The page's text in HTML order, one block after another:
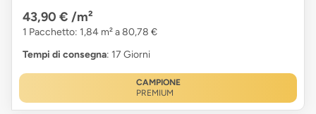
43,90 € /m²
1 Pacchetto: 1,84 m² a 80,78 €
Tempi di consegna: 17 Giorni
CAMPIONE
PREMIUM